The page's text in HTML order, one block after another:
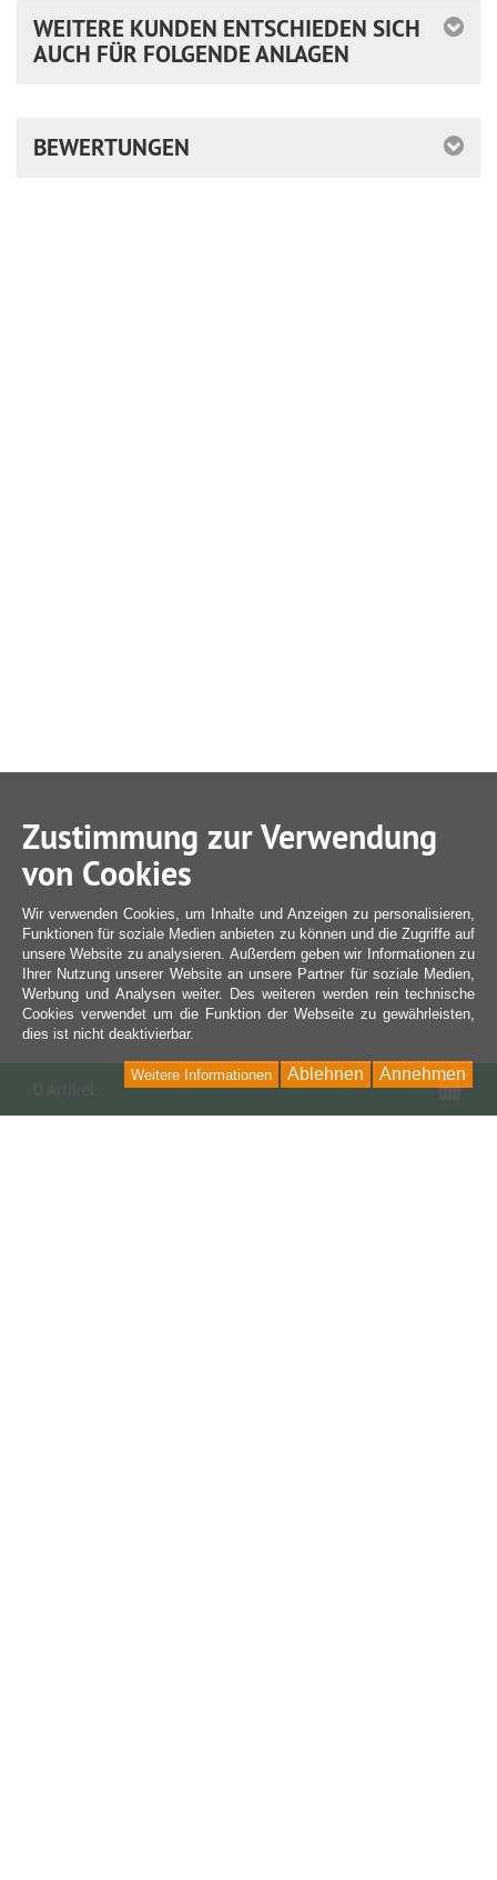
WEITERE KUNDEN ENTSCHIEDEN SICH
AUCH FÜR FOLGENDE ANLAGEN
BEWERTUNGEN
Zustimmung zur Verwendung
von Cookies
Wir verwenden Cookies, um Inhalte und Anzeigen zu personalisieren,
Funktionen für soziale Medien anbieten zu können und die Zugriffe auf
unsere Website zu analysieren. Außerdem geben wir Informationen zu
Ihrer Nutzung unserer Website an unsere Partner für soziale Medien,
Werbung und Analysen weiter. Des weiteren werden rein technische
Cookies verwendet um die Funktion der Webseite zu gewährleisten,
dies ist nicht deaktivierbar.
Annehmen
Ablehnen
Weitere Informationen